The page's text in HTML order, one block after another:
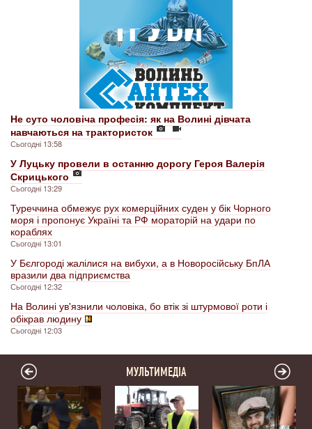
Не суто чоловіча професія: як на Волині дівчата
навчаються на трактористок
Сьогодні 13:58
У Луцьку провели в останню дорогу Героя Валерія
Скрицького
Сьогодні 13:29
Туреччина обмежує рух комерційних суден у бік Чорного
моря і пропонує Україні та РФ мораторій на удари по
кораблях
Сьогодні 13:01
У Бєлгороді жалілися на вибухи, а в Новоросійську БпЛА
вразили два підприємства
Сьогодні 12:32
На Волині ув'язнили чоловіка, бо втік зі штурмової роти і
обікрав людину
Сьогодні 12:03
МУЛЬТИМЕДІА